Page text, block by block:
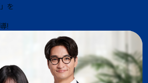
を
!